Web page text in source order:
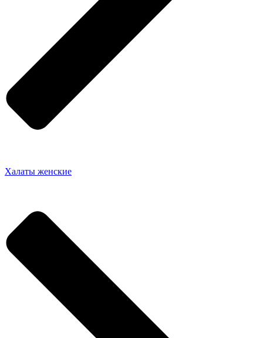
Халаты женские